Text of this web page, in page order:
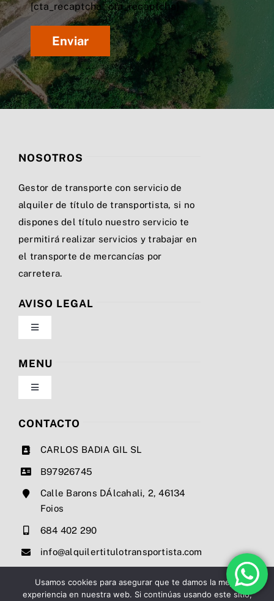
[cta_recaptcha* cta_recaptcha]
NOSOTROS
Gestor de transporte con servicio de
alquiler de título de transportista, si no
dispones del título nuestro servicio te
permitirá realizar servicios y trabajar en
el transporte de mercancías por
carretera.
AVISO LEGAL
Toggle
Navigation
Política de privacidad
Condiciones de uso
MENU
Toggle
Navigation
Nosotros
Precios
Contacto
CONTACTO
CARLOS BADIA GIL SL
B97926745
Calle Barons DÁlcahali, 2, 46134
Foios
684 402 290
info@alquilertitulotransportista.com
Usamos cookies para asegurar que te damos la mejor
experiencia en nuestra web. Si continúas usando este sitio,